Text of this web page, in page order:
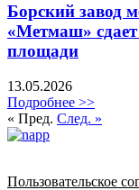
Борский завод
«Метмаш» сдает
площади
13.05.2026
Подробнее >>
« Пред. След. »
Пользовательское